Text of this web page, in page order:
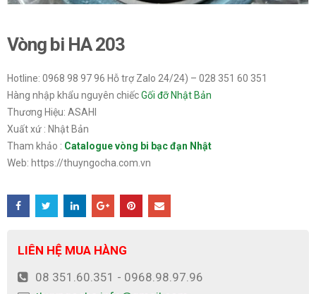
Vòng bi HA 203
Hotline: 0968 98 97 96 Hỗ trợ Zalo 24/24) – 028 351 60 351
Hàng nhập khẩu nguyên chiếcGối đỡ Nhật Bản
Thương Hiệu: ASAHI
Xuất xứ : Nhật Bản
Tham khảo : Catalogue vòng bi bạc đạn Nhật
Web: https://thuyngocha.com.vn
LIÊN HỆ MUA HÀNG
08 351.60.351 - 0968.98.97.96